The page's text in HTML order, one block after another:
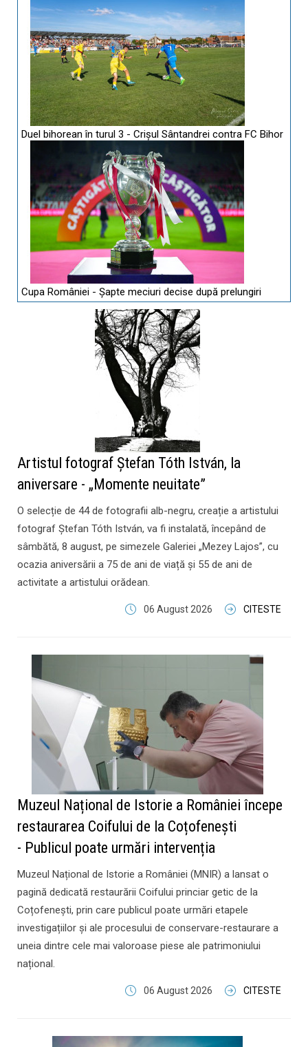
Duel bihorean în turul 3 - Crișul Sântandrei contra FC Bihor
Cupa României - Șapte meciuri decise după prelungiri
Artistul fotograf Ștefan Tóth István, la
aniversare - „Momente neuitate”
O selecție de 44 de fotografii alb-negru, creație a artistului
fotograf Ștefan Tóth István, va fi instalată, începând de
sâmbătă, 8 august, pe simezele Galeriei „Mezey Lajos”, cu
ocazia aniversării a 75 de ani de viață și 55 de ani de
activitate a artistului orădean.
06 August 2026 CITESTE
Muzeul Național de Istorie a României începe
restaurarea Coifului de la Coțofenești
- Publicul poate urmări intervenția
Muzeul Național de Istorie a României (MNIR) a lansat o
pagină dedicată restaurării Coifului princiar getic de la
Coțofenești, prin care publicul poate urmări etapele
investigațiilor și ale procesului de conservare-restaurare a
uneia dintre cele mai valoroase piese ale patrimoniului
național.
06 August 2026 CITESTE